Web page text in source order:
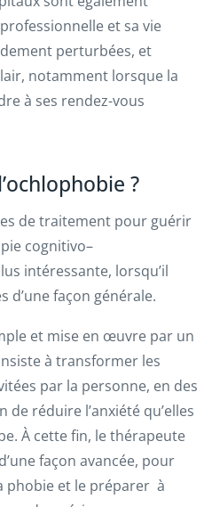
et sa vie
perturbées, et
notamment lorsque la
à ses rendez-vous
?
de traitement pour guérir
cognitivo–
intéressante, lorsqu’il
d’une façon générale.
et mise en œuvre par un
à transformer les
par la personne, en des
réduire l’anxiété qu’elles
À cette fin, le thérapeute
façon avancée, pour
phobie et le préparer à